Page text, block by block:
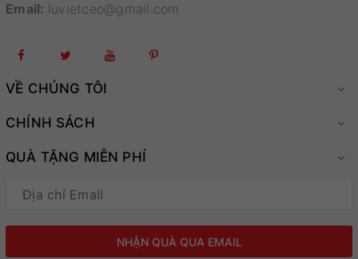
Email: luvietceo@gmail.com
VỀ CHÚNG TÔI
CHÍNH SÁCH
QUÀ TẶNG MIỄN PHÍ